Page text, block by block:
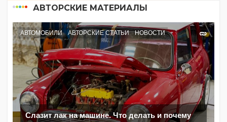
АВТОРСКИЕ МАТЕРИАЛЫ
АВТОМОБИЛИ АВТОРСКИЕ СТАТЬИ НОВОСТИ
Слазит лак на машине. Что делать и почему